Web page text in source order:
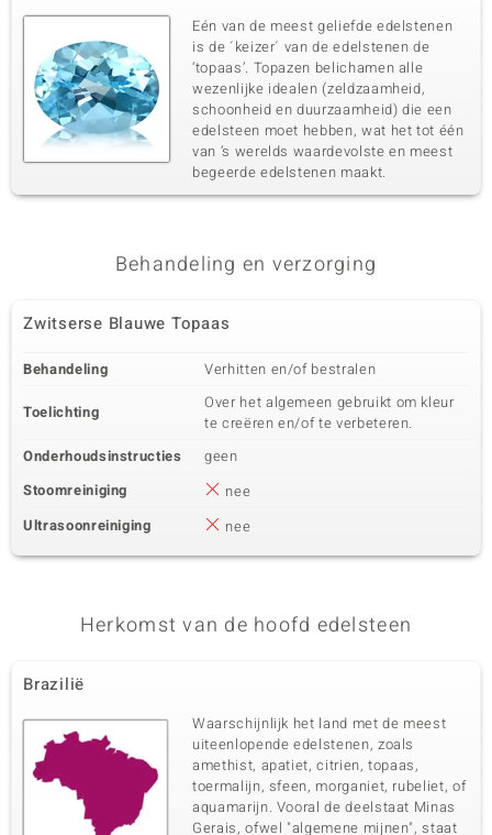
Eén van de meest geliefde edelstenen
is de ´keizer´ van de edelstenen de
‘topaas’. Topazen belichamen alle
wezenlijke idealen (zeldzaamheid,
schoonheid en duurzaamheid) die een
edelsteen moet hebben, wat het tot één
van ’s werelds waardevolste en meest
begeerde edelstenen maakt.
Behandeling en verzorging
Zwitserse Blauwe Topaas
Behandeling Verhitten en/of bestralen
Toelichting
Over het algemeen gebruikt om kleur
te creëren en/of te verbeteren.
Onderhoudsinstructies
geen
Stoomreiniging
nee
Ultrasoonreiniging
nee
Herkomst van de hoofd edelsteen
Brazilië
Waarschijnlijk het land met de meest
uiteenlopende edelstenen, zoals
amethist, apatiet, citrien, topaas,
toermalijn, sfeen, morganiet, rubeliet, of
aquamarijn. Vooral de deelstaat Minas
Gerais, ofwel "algemene mijnen", staat